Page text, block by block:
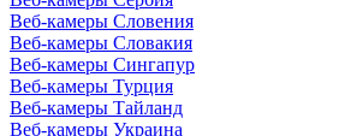
Веб-камеры Словения
Веб-камеры Словакия
Веб-камеры Сингапур
Веб-камеры Турция
Веб-камеры Тайланд
Веб-камеры Украина